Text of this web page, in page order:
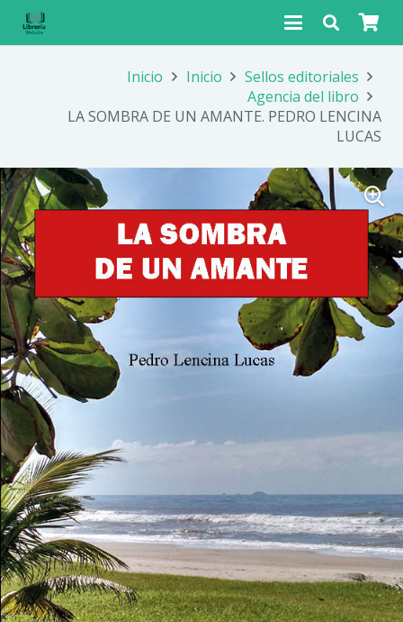
Inicio Inicio
Sellos editoriales
Agencia del libro
LA SOMBRA DE UN AMANTE. PEDRO LENCINA
LUCAS